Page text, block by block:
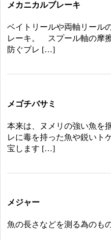
メカニカルブレーキ
ベイトリールや両軸リール
レーキ。 スプール軸の摩
防ぐブレ […]
メゴチバサミ
本来は、ヌメリの強い魚を
レに毒を持った魚や鋭いト
宝します […]
メジャー
魚の長さなどを測る為のも